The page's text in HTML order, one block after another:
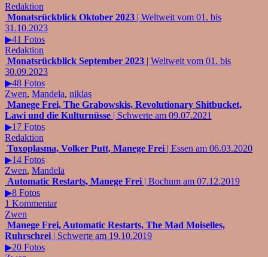
Redaktion
Monatsrückblick Oktober 2023 | Weltweit vom 01. bis
31.10.2023
▶41 Fotos
Redaktion
Monatsrückblick September 2023 | Weltweit vom 01. bis
30.09.2023
▶48 Fotos
Zwen, Mandela, niklas
Manege Frei, The Grabowskis, Revolutionary Shitbucket,
Lawi und die Kulturnüsse | Schwerte am 09.07.2021
▶17 Fotos
Redaktion
Toxoplasma, Volker Putt, Manege Frei | Essen am 06.03.2020
▶14 Fotos
Zwen, Mandela
Automatic Restarts, Manege Frei | Bochum am 07.12.2019
▶8 Fotos
1 Kommentar
Zwen
Manege Frei, Automatic Restarts, The Mad Moiselles,
Ruhrschrei | Schwerte am 19.10.2019
▶20 Fotos